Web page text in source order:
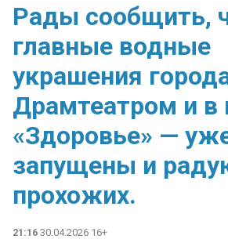
️Рады сообщить,
главные водные
украшения
Драмтеатром и в
«Здоровье» —
запущены и
прохожих.
21:16 30.04.2026 16+